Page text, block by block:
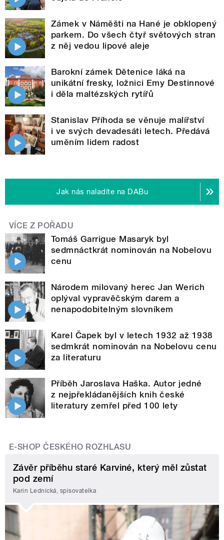
Zámek v Náměšti na Hané je obklopený
parkem. Do všech čtyř světových stran
z něj vedou lipové aleje
Barokní zámek Dětenice láká na
unikátní fresky, ložnici Emy Destinnové
i děla maltézských rytířů
Stanislav Příhoda se věnuje malířství
i ve svých devadesáti letech. Předává
uměním lidem radost
Jak nás naladíte na DABu
VÍCE Z POŘADU
Tomáš Garrigue Masaryk byl
sedmnáctkrát nominován na Nobelovu
cenu
Národem milovaný herec Jan Werich
oplýval vypravěčským darem a
nenapodobitelným slovníkem
Karel Čapek byl v letech 1932 až 1938
sedmkrát nominován na Nobelovu cenu
za literaturu
Příběh Jaroslava Haška. Autor jedné
z nejpřekládanějších knih české
literatury zemřel před 100 lety
E-SHOP ČESKÉHO ROZHLASU
Závěr příběhu staré Karviné, který měl zůstat
pod zemí
Karin Lednická, spisovatelka